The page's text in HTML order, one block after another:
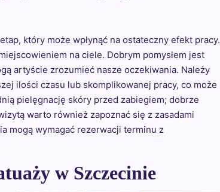
który może wpłynąć na ostateczny efekt pracy.
na ciele. Dobrym pomysłem jest
artyście zrozumieć nasze oczekiwania. Należy
ilości czasu lub skomplikowanej pracy, co może
pielęgnację skóry przed zabiegiem; dobrze
warto również zapoznać się z zasadami
mogą wymagać rezerwacji terminu z
w Szczecinie